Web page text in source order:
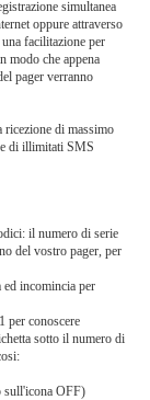
simultanea
oppure attraverso
facilitazione per
modo che appena
pager verranno
ricezione di massimo
di illimitati SMS
il numero di serie
del vostro pager, per
incomincia per
per conoscere
sotto il numero di
sull'icona OFF)